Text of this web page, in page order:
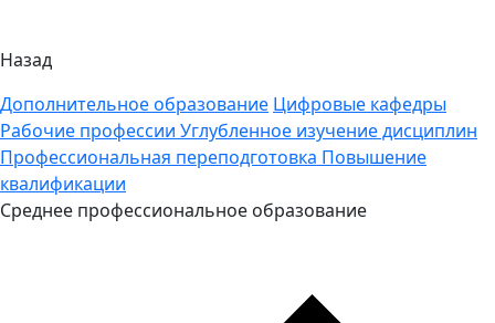
Назад
Дополнительное образование Цифровые кафедры
Рабочие профессии Углубленное изучение дисциплин
Профессиональная переподготовка Повышение
квалификации
Среднее профессиональное образование